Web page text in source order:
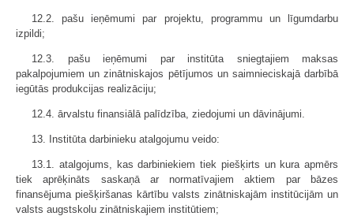
12.2. pašu ieņēmumi par projektu, programmu un līgumdarbu
izpildi;
12.3. pašu ieņēmumi par institūta sniegtajiem maksas
pakalpojumiem un zinātniskajos pētījumos un saimnieciskajā darbībā
iegūtās produkcijas realizāciju;
12.4. ārvalstu finansiālā palīdzība, ziedojumi un dāvinājumi.
13. Institūta darbinieku atalgojumu veido:
13.1. atalgojums, kas darbiniekiem tiek piešķirts un kura apmērs
tiek aprēķināts saskaņā ar normatīvajiem aktiem par bāzes
finansējuma piešķiršanas kārtību valsts zinātniskajām institūcijām un
valsts augstskolu zinātniskajiem institūtiem;